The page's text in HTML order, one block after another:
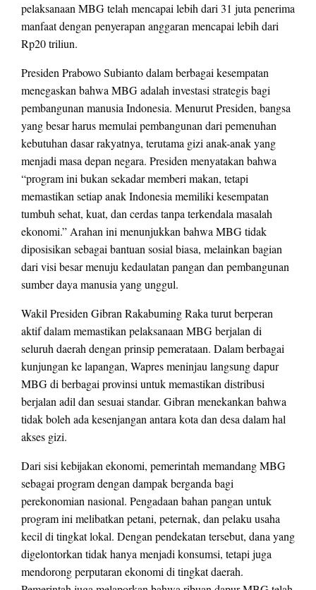
pelaksanaan MBG telah mencapai lebih dari 31 juta penerima
manfaat dengan penyerapan anggaran mencapai lebih dari
Rp20 triliun.
Presiden Prabowo Subianto dalam berbagai kesempatan
menegaskan bahwa MBG adalah investasi strategis bagi
pembangunan manusia Indonesia. Menurut Presiden, bangsa
yang besar harus memulai pembangunan dari pemenuhan
kebutuhan dasar rakyatnya, terutama gizi anak-anak yang
menjadi masa depan negara. Presiden menyatakan bahwa
“program ini bukan sekadar memberi makan, tetapi
memastikan setiap anak Indonesia memiliki kesempatan
tumbuh sehat, kuat, dan cerdas tanpa terkendala masalah
ekonomi.” Arahan ini menunjukkan bahwa MBG tidak
diposisikan sebagai bantuan sosial biasa, melainkan bagian
dari visi besar menuju kedaulatan pangan dan pembangunan
sumber daya manusia yang unggul.
Wakil Presiden Gibran Rakabuming Raka turut berperan
aktif dalam memastikan pelaksanaan MBG berjalan di
seluruh daerah dengan prinsip pemerataan. Dalam berbagai
kunjungan ke lapangan, Wapres meninjau langsung dapur
MBG di berbagai provinsi untuk memastikan distribusi
berjalan adil dan sesuai standar. Gibran menekankan bahwa
tidak boleh ada kesenjangan antara kota dan desa dalam hal
akses gizi.
Dari sisi kebijakan ekonomi, pemerintah memandang MBG
sebagai program dengan dampak berganda bagi
perekonomian nasional. Pengadaan bahan pangan untuk
program ini melibatkan petani, peternak, dan pelaku usaha
kecil di tingkat lokal. Dengan pendekatan tersebut, dana yang
digelontorkan tidak hanya menjadi konsumsi, tetapi juga
mendorong perputaran ekonomi di tingkat daerah.